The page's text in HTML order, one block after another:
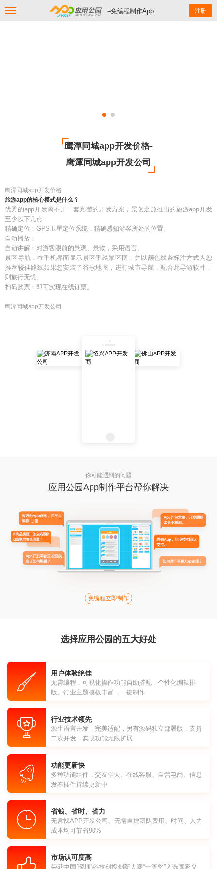
--免编程制作App 注册
鹰潭同城app开发价格-
鹰潭同城app开发公司
鹰潭同城app开发价格
旅游app的核心模式是什么？
优秀的app开发离不开一套完整的开发方案，景创之旅推出的旅游app开发
至少以下几点：
精确定位：GPS卫星定位系统，精确感知游客所处的位置。
自动播放：
自动讲解：对游客眼前的景观、景物，采用语言、
景区导航：在手机界面显示景区手绘景区图，并以颜色线条标注方式为您
推荐较佳路线如果您安装了谷歌地图，进行城市导航，配合此导游软件，
则旅行无忧。
扫码购票：即可实现在线订票。
鹰潭同城app开发公司
你可能遇到的问题
应用公园App制作平台帮你解决
免编程立即制作
选择应用公园的五大好处
用户体验绝佳
无需编程，可视化操作功能自助搭配，个性化编辑排
版。行业主题模板丰富，一键制作
行业技术领先
源生语言开发，完美适配，另有源码独立部署版，支持
二次开发，实现功能无限扩展
功能更新快
多种功能组件，交友聊天、在线客服、自营电商、信息
发布插件持续更新中
省钱、省时、省力
无需找APP开发公司、无需自建团队费用、时间、人力
成本均可节省90%
市场认可度高
荣获中国(深圳)科技创投创新大赛“一等奖”入选国家义